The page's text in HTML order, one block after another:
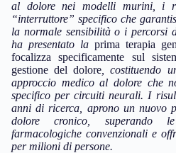
al dolore nei modelli murini, i
“interruttore” specifico che
la normale sensibilità o i percorsi
ha presentato la prima terapia
focalizza specificamente sul
gestione del dolore , costituendo
approccio medico al dolore che
specifico per circuiti neurali. I
anni di ricerca, aprono un nuovo
dolore cronico, superando
farmacologiche convenzionali e
per milioni di persone.